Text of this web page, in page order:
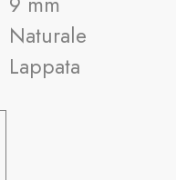
Naturale
Lappata